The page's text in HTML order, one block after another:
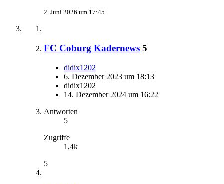
2. Juni 2026 um 17:45
FC Coburg Kadernews 5
didix1202
6. Dezember 2023 um 18:13
didix1202
14. Dezember 2024 um 16:22
Antworten
5
Zugriffe
1,4k
5